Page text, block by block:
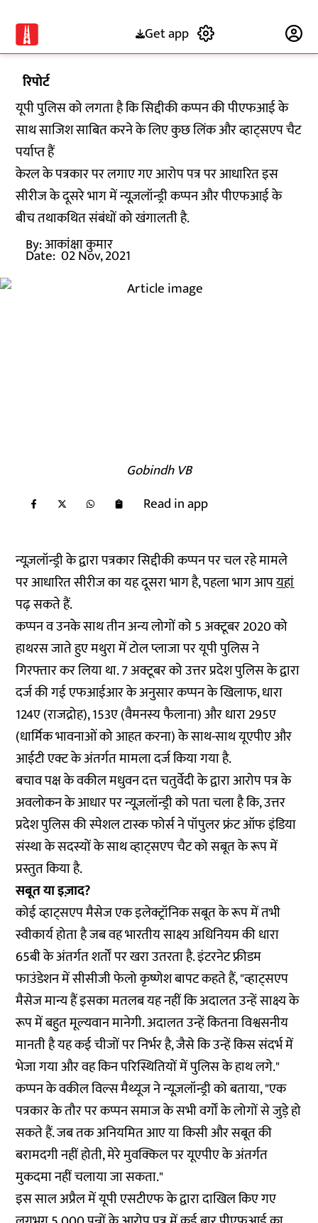
Get app
रिपोर्ट
यूपी पुलिस को लगता है कि सिद्दीकी कप्पन की पीएफआई के
साथ साजिश साबित करने के लिए कुछ लिंक और व्हाट्सएप चैट
पर्याप्त हैं
केरल के पत्रकार पर लगाए गए आरोप पत्र पर आधारित इस
सीरीज के दूसरे भाग में न्यूज़लॉन्ड्री कप्पन और पीएफआई के
बीच तथाकथित संबंधों को खंगालती है.
By:आकांक्षा कुमार
Date: 02 Nov, 2021
Gobindh VB
Read in app
न्यूज़लॉन्ड्री के द्वारा पत्रकार सिद्दीकी कप्पन पर चल रहे मामले
पर आधारित सीरीज का यह दूसरा भाग है, पहला भाग आपयहां
पढ़ सकते हैं.
कप्पन व उनके साथ तीन अन्य लोगों को 5 अक्टूबर 2020 को
हाथरस जाते हुए मथुरा में टोल प्लाजा पर यूपी पुलिस ने
गिरफ्तारकर लिया था. 7 अक्टूबर को उत्तर प्रदेश पुलिस के द्वारा
दर्ज की गई एफआईआर के अनुसार कप्पन के खिलाफ, धारा
124ए (राजद्रोह), 153ए (वैमनस्य फैलाना) और धारा 295ए
(धार्मिक भावनाओं को आहत करना) के साथ-साथ यूएपीए और
आईटी एक्ट के अंतर्गत मामला दर्ज किया गया है.
बचाव पक्ष के वकील मधुवन दत्त चतुर्वेदी के द्वारा आरोप पत्र के
अवलोकन के आधार पर न्यूज़लॉन्ड्री को पता चला है कि, उत्तर
प्रदेश पुलिस की स्पेशल टास्क फोर्स ने पॉपुलर फ्रंट ऑफ इंडिया
संस्था के सदस्यों के साथ व्हाट्सएप चैट को सबूत के रूप में
प्रस्तुत किया है.
सबूत या इज़ाद?
कोईव्हाट्सएप मैसेजएक इलेक्ट्रॉनिक सबूत के रूप में तभी
स्वीकार्य होता है जब वह भारतीय साक्ष्य अधिनियम कीधारा
65बीके अंतर्गत शर्तों पर खरा उतरता है. इंटरनेट फ्रीडम
फाउंडेशन में सीसीजी फेलो कृष्णेश बापट कहते हैं, "व्हाट्सएप
मैसेज मान्य हैं इसका मतलब यह नहीं कि अदालत उन्हें साक्ष्य के
रूप में बहुत मूल्यवान मानेगी. अदालत उन्हें कितना विश्वसनीय
मानती है यह कई चीजों पर निर्भर है, जैसे कि उन्हें किस संदर्भ में
भेजा गया और वह किन परिस्थितियों में पुलिस के हाथ लगे."
कप्पन के वकील विल्स मैथ्यूज ने न्यूज़लॉन्ड्री को बताया, "एक
पत्रकार के तौर पर कप्पन समाज के सभी वर्गों के लोगों से जुड़े हो
सकते हैं. जब तक अनियमित आए या किसी और सबूत की
बरामदगी नहीं होती, मेरे मुवक्किल पर यूएपीए के अंतर्गत
मुकदमा नहीं चलाया जा सकता."
इस साल अप्रैल में यूपी एसटीएफ के द्वारा दाखिल किए गए